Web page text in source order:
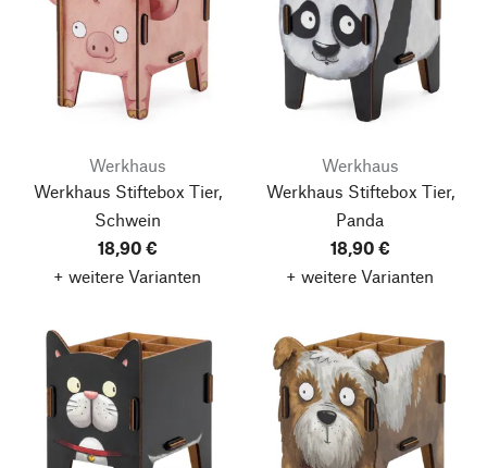
Werkhaus
Werkhaus Stiftebox Tier,
Schwein
18,90 €
+ weitere Varianten
Werkhaus
Werkhaus Stiftebox Tier,
Panda
18,90 €
+ weitere Varianten